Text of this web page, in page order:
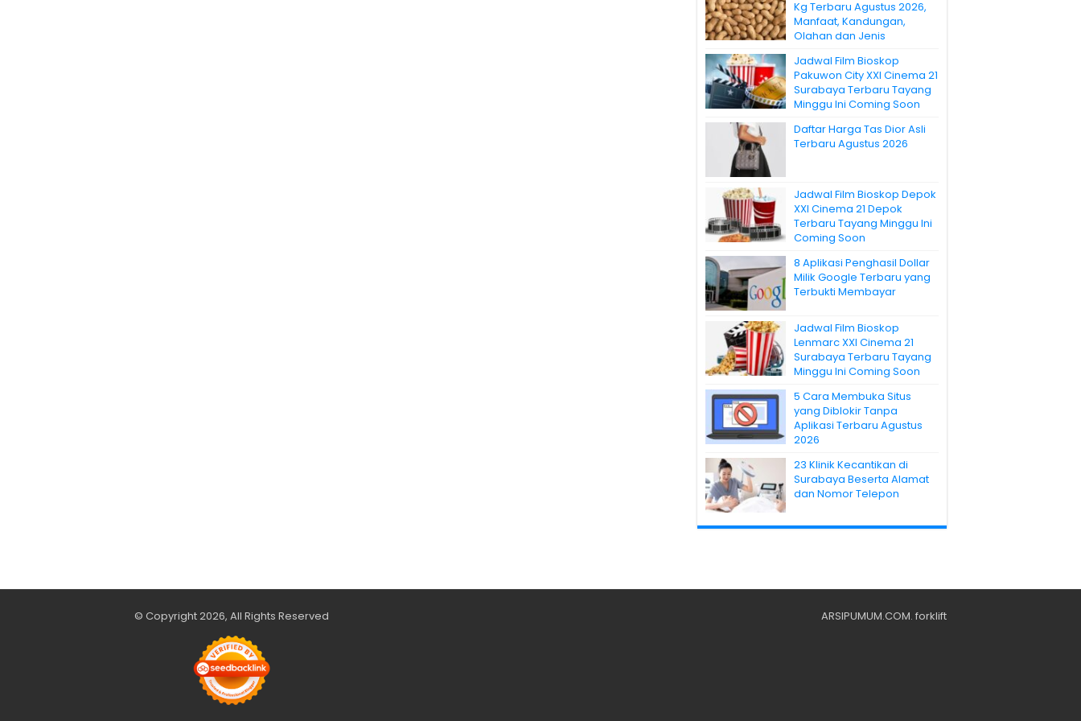
Kg Terbaru Agustus 2026,
Manfaat, Kandungan,
Olahan dan Jenis
Jadwal Film Bioskop
Pakuwon City XXI Cinema 21
Surabaya Terbaru Tayang
Minggu Ini Coming Soon
Daftar Harga Tas Dior Asli
Terbaru Agustus 2026
Jadwal Film Bioskop Depok
XXI Cinema 21 Depok
Terbaru Tayang Minggu Ini
Coming Soon
8 Aplikasi Penghasil Dollar
Milik Google Terbaru yang
Terbukti Membayar
Jadwal Film Bioskop
Lenmarc XXI Cinema 21
Surabaya Terbaru Tayang
Minggu Ini Coming Soon
5 Cara Membuka Situs
yang Diblokir Tanpa
Aplikasi Terbaru Agustus
2026
23 Klinik Kecantikan di
Surabaya Beserta Alamat
dan Nomor Telepon
ARSIPUMUM.COM. forklift
© Copyright 2026, All Rights Reserved